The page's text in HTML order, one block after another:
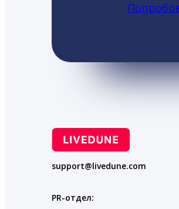
support@livedune.com
PR-отдел: